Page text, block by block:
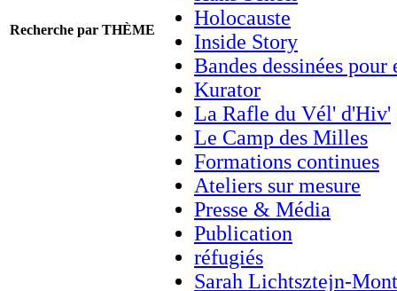
Recherche par THÈME
Holocauste
Inside Story
Bandes dessinées pour
Kurator
La Rafle du Vél' d'Hiv'
Le Camp des Milles
Formations continues
Ateliers sur mesure
Presse & Média
Publication
réfugiés
Sarah Lichtsztejn-